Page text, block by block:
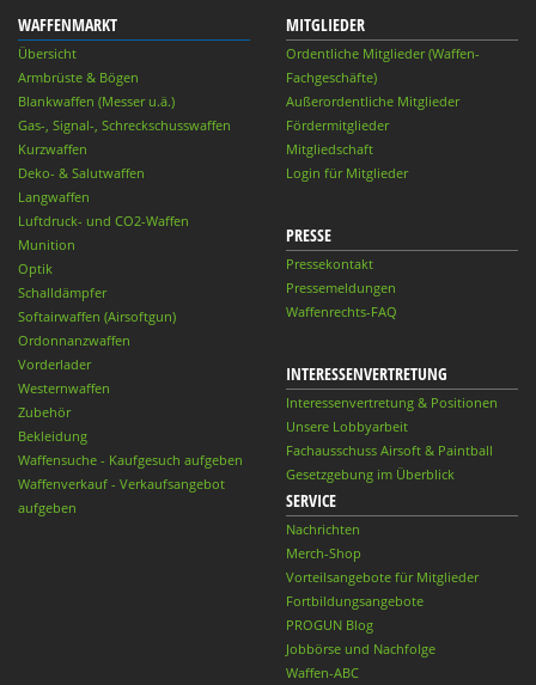
WAFFENMARKT
Übersicht
Armbrüste & Bögen
Blankwaffen (Messer u.ä.)
Gas-, Signal-, Schreckschusswaffen
Kurzwaffen
Deko- & Salutwaffen
Langwaffen
Luftdruck- und CO2-Waffen
Munition
Optik
Schalldämpfer
Softairwaffen (Airsoftgun)
Ordonnanzwaffen
Vorderlader
Westernwaffen
Zubehör
Bekleidung
Waffensuche - Kaufgesuch aufgeben
Waffenverkauf - Verkaufsangebot
aufgeben
MITGLIEDER
Ordentliche Mitglieder (Waffen-
Fachgeschäfte)
Außerordentliche Mitglieder
Fördermitglieder
Mitgliedschaft
Login für Mitglieder
PRESSE
Pressekontakt
Pressemeldungen
Waffenrechts-FAQ
INTERESSENVERTRETUNG
Interessenvertretung & Positionen
Unsere Lobbyarbeit
Fachausschuss Airsoft & Paintball
Gesetzgebung im Überblick
SERVICE
Nachrichten
Merch-Shop
Vorteilsangebote für Mitglieder
Fortbildungsangebote
PROGUN Blog
Jobbörse und Nachfolge
Waffen-ABC